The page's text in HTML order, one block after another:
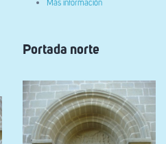
Más información
Portada norte